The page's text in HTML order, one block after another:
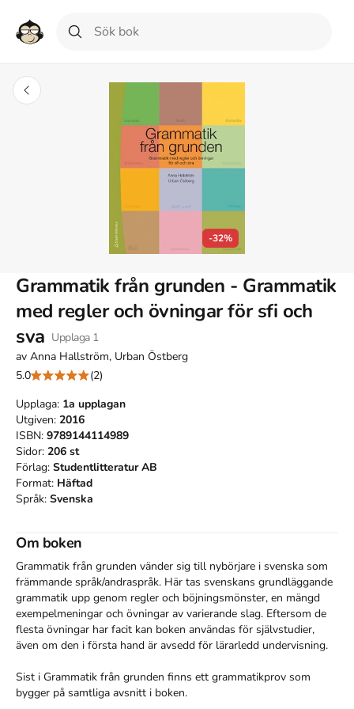
-32%
Grammatik från grunden - Grammatik
med regler och övningar för sfi och
sva Upplaga 1
av Anna Hallström, Urban Östberg
5.0
(2)
Upplaga: 1a upplagan
Utgiven: 2016
ISBN: 9789144114989
Sidor: 206 st
Förlag: Studentlitteratur AB
Format: Häftad
Språk: Svenska
Om boken
Grammatik från grunden vänder sig till nybörjare i svenska som
främmande språk/andraspråk. Här tas svenskans grundläggande
grammatik upp genom regler och böjningsmönster, en mängd
exempelmeningar och övningar av varierande slag. Eftersom de
flesta övningar har facit kan boken användas för självstudier,
även om den i första hand är avsedd för lärarledd undervisning.
Sist i Grammatik från grunden finns ett grammatikprov som
bygger på samtliga avsnitt i boken.